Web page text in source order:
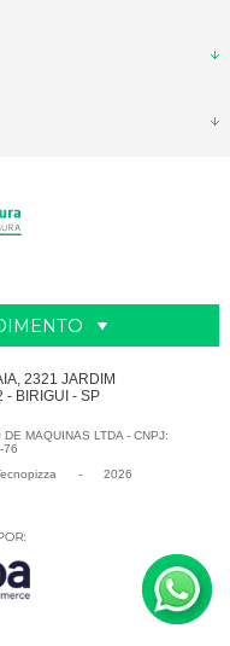
2321 JARDIM
- BIRIGUI - SP
MAQUINAS LTDA - CNPJ:
76
- 2026